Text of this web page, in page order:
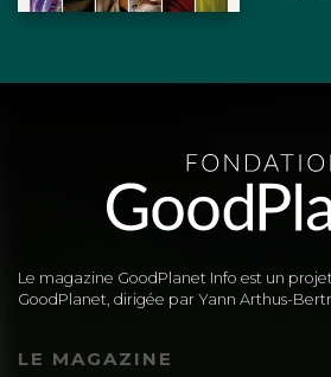
Le magazine GoodPlanet Info est un
GoodPlanet, dirigée par Yann Arthus-
LE MAGAZINE